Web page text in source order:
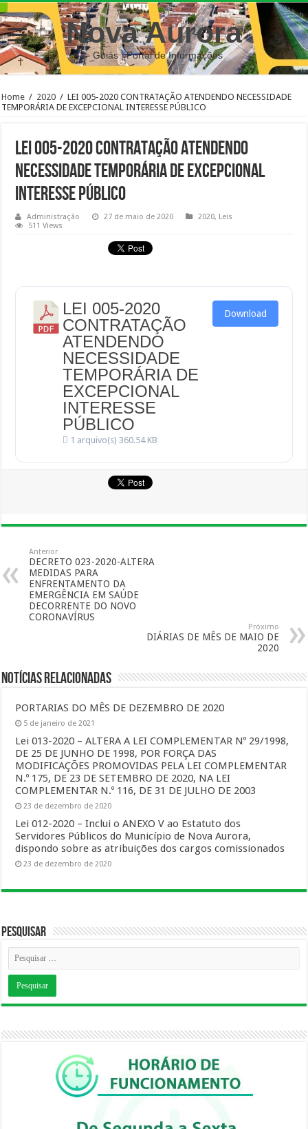
Nova Aurora
– Goiás | Portal de Informações
Home / 2020 / LEI 005-2020 CONTRATAÇÃO ATENDENDO NECESSIDADE
TEMPORÁRIA DE EXCEPCIONAL INTERESSE PÚBLICO
LEI 005-2020 CONTRATAÇÃO ATENDENDO
NECESSIDADE TEMPORÁRIA DE EXCEPCIONAL
INTERESSE PÚBLICO
Administração 27 de maio de 2020 2020, Leis
511 Views
LEI 005-2020
CONTRATAÇÃO
ATENDENDO
NECESSIDADE
TEMPORÁRIA DE
EXCEPCIONAL
INTERESSE
PÚBLICO
1 arquivo(s)360.54 KB
Download
Anterior
DECRETO 023-2020-ALTERA
MEDIDAS PARA
ENFRENTAMENTO DA
EMERGÊNCIA EM SAÚDE
DECORRENTE DO NOVO
CORONAVÍRUS
Próximo
DIÁRIAS DE MÊS DE MAIO DE
2020
Notícias Relacionadas
PORTARIAS DO MÊS DE DEZEMBRO DE 2020
5 de janeiro de 2021
Lei 013-2020 – ALTERA A LEI COMPLEMENTAR Nº 29/1998,
DE 25 DE JUNHO DE 1998, POR FORÇA DAS
MODIFICAÇÕES PROMOVIDAS PELA LEI COMPLEMENTAR
N.º 175, DE 23 DE SETEMBRO DE 2020, NA LEI
COMPLEMENTAR N.º 116, DE 31 DE JULHO DE 2003
23 de dezembro de 2020
Lei 012-2020 – Inclui o ANEXO V ao Estatuto dos
Servidores Públicos do Município de Nova Aurora,
dispondo sobre as atribuições dos cargos comissionados
23 de dezembro de 2020
Pesquisar